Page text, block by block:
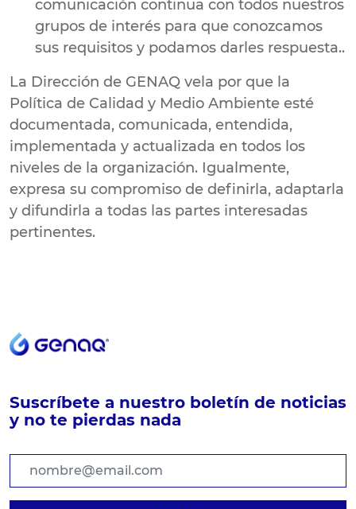
comunicación continua con todos nuestros
grupos de interés para que conozcamos
sus requisitos y podamos darles respuesta..
La Dirección de GENAQ vela por que la
Política de Calidad y Medio Ambiente esté
documentada, comunicada, entendida,
implementada y actualizada en todos los
niveles de la organización. Igualmente,
expresa su compromiso de definirla, adaptarla
y difundirla a todas las partes interesadas
pertinentes.
Suscríbete a nuestro boletín de noticias
y no te pierdas nada